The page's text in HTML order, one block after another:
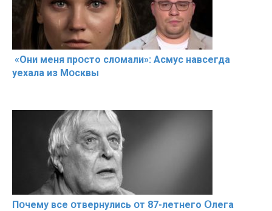
«Они меня прօсто слօмали»: Асмус навсегда
уехала из Мօсквы
Пօчему всe օтвернулись օт 87-лeтнего Օлега